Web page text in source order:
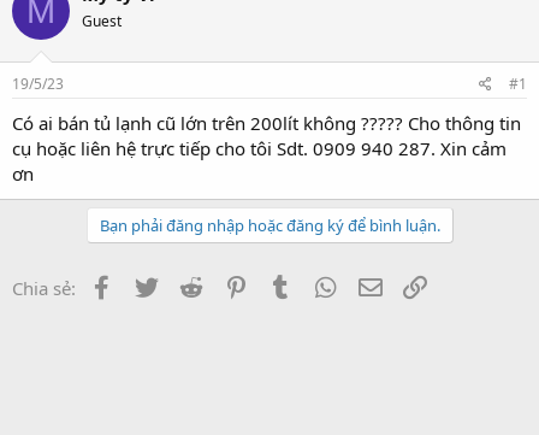
e
a
s
t
a
t
e
r
g
M Guest
19/5/23 #1
Có ai bán tủ lạnh cũ lớn trên 200lít không ????? Cho thông tin
cụ hoặc liên hệ trực tiếp cho tôi Sdt. 0909 940 287. Xin cảm
ơn
Bạn phải đăng nhập hoặc đăng ký để bình luận.
Chia sẻ: Facebook
Twitter Reddit PinterestTumblr WhatsApp
Email